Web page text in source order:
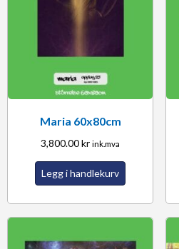
Maria 60x80cm
3,800.00kr ink.mva
Legg i handlekurv